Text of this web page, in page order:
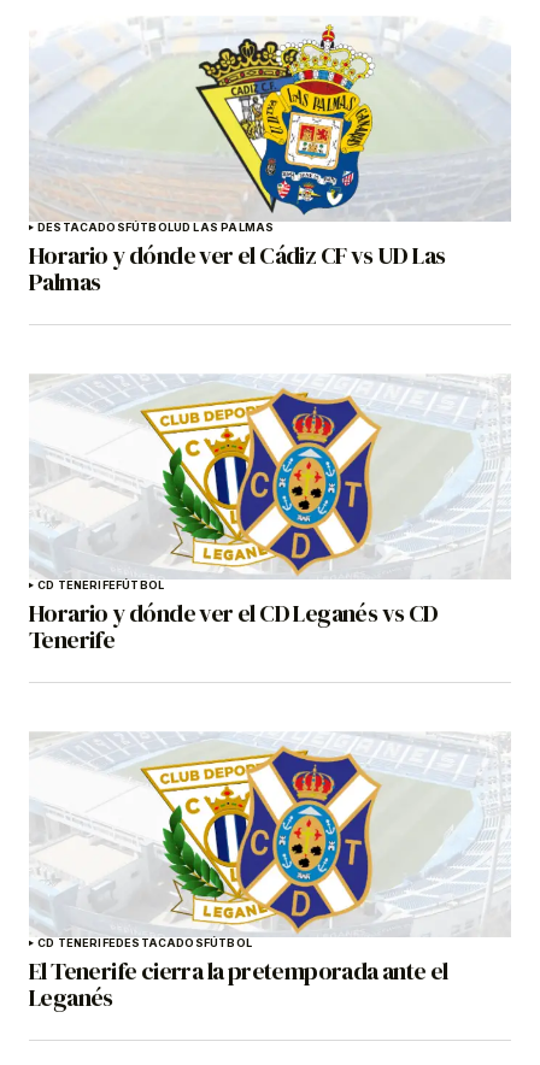
DESTACADOSFÚTBOLUD LAS PALMAS
Horario y dónde ver el Cádiz CF vs UD Las
Palmas
CD TENERIFEFÚTBOL
Horario y dónde ver el CD Leganés vs CD
Tenerife
CD TENERIFEDESTACADOSFÚTBOL
El Tenerife cierra la pretemporada ante el
Leganés